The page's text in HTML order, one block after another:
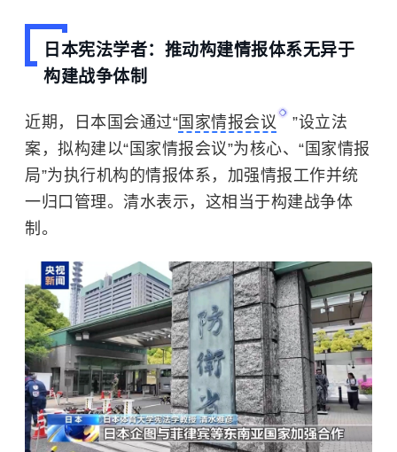
日本宪法学者：推动构建情报体系无异于
构建战争体制
近期，日本国会通过“国家情报会议
”设立法
案，拟构建以“国家情报会议”为核心、“国家情报
局”为执行机构的情报体系，加强情报工作并统
一归口管理。清水表示，这相当于构建战争体
制。